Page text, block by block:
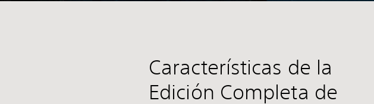
Características de la
Edición Completa de